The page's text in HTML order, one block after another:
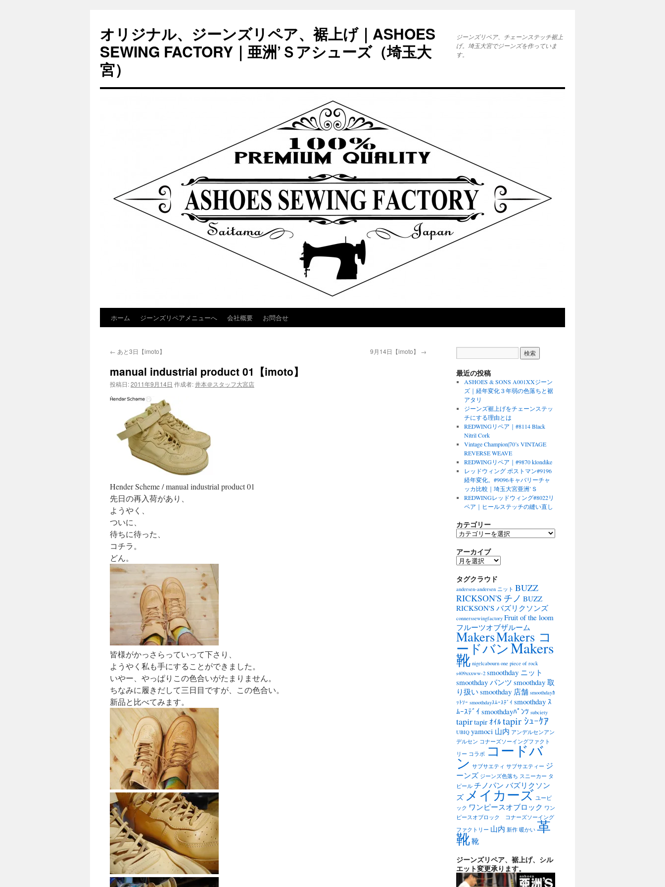
オリジナル、ジーンズリペア、裾上げ｜ASHOES
SEWING FACTORY｜亜洲’Ｓアシューズ（埼玉大
宮）
ジーンズリペア、チェーンステッチ裾上
げ。埼玉大宮でジーンズを作っていま
す。
テ
ン
プ
ホーム ジーンズリペアメニューへ 会社概要 お問合せ
← あと3日【imoto】 9月14日【imoto】 →
manual industrial product 01【imoto】
投稿日:2011年9月14日 作成者:井本＠スタッフ大宮店
Hender Scheme / manual industrial product 01
先日の再入荷があり、
ようやく、
ついに、
待ちに待った、
コチラ。
どん。
皆様がかっさらっていって下さり、
ようやく私も手にすることができました。
いやー、やっぱりこの色合いがたまりません。
ちなみに履きだして三日目ですが、この色合い。
新品と比べてみます。
最近の投稿
ASHOES & SONS A001XXジーン
ズ｜経年変化３年弱の色落ちと裾
アタリ
ジーンズ裾上げをチェーンステッ
チにする理由とは
REDWINGリペア｜#8114 Black
Nitril Cork
Vintage Champion|70’s VINTAGE
REVERSE WEAVE
REDWINGリペア｜#9870 klondike
レッドウィング ポストマン#9196
経年変化。#9096キャバリーチャ
ッカ比較｜埼玉大宮亜洲’Ｓ
REDWINGレッドウィング#8022リ
ペア｜ヒールステッチの縫い直し
カテゴリー
カ
ゴ
リ
アーカイブ
ア
カ
イ
ブ
タグクラウド
andersen-andersen ニット BUZZ
RICKSON'S チノ BUZZ
RICKSON'S バズリクソンズ
connerssewingfactory Fruit of the loom
フルーツオブザルーム
MakersMakers コ
ードバンMakers
靴 nigelcabourn one piece of rock
s409xxxww-2 smoothday ニット
smoothday パンツ smoothday 取
り扱い smoothday 店舗 smoothdayｶ
ｯﾄｿｰ smoothdayｽﾑｰｽﾃﾞｲ smoothday ｽ
ﾑｰｽﾃﾞｲ smoothdayﾊﾟﾝﾂ subciety
tapirtapir ｵｲﾙ tapir ｼｭｰｹｱ
UBIQ yamoci 山内 アンデルセンアン
デルセン コナーズソーイングファクト
リー コラボ コードバ
ン サブサエティ サブサエティー ジ
ーンズ ジーンズ色落ち スニーカー タ
ピール チノパン バズリクソン
ズ メイカーズ ユービ
ック ワンピースオブロック ワン
ピースオブロック コナーズソーイング
ファクトリー 山内 新作 暖かい 革
靴靴
ジーンズリペア、裾上げ、シル
エット変更承ります。